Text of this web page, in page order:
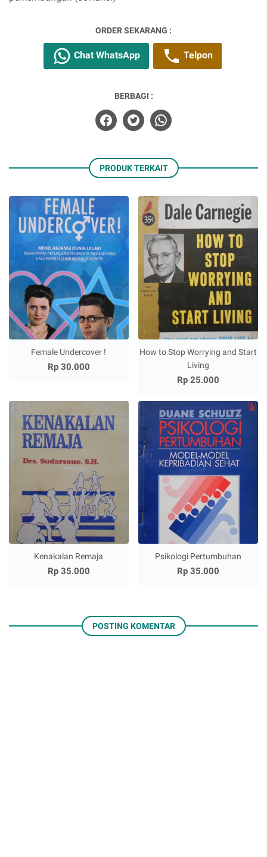
ORDER SEKARANG :
Chat WhatsApp Telpon
BERBAGI :
PRODUK TERKAIT
Female Undercover !
Rp 30.000
How to Stop Worrying and Start
Living
Rp 25.000
Kenakalan Remaja
Rp 35.000
Psikologi Pertumbuhan
Rp 35.000
POSTING KOMENTAR